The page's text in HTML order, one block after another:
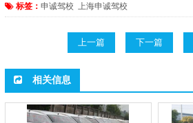
标签： 申诚驾校 上海申诚驾校
上一篇 下一篇
相关信息